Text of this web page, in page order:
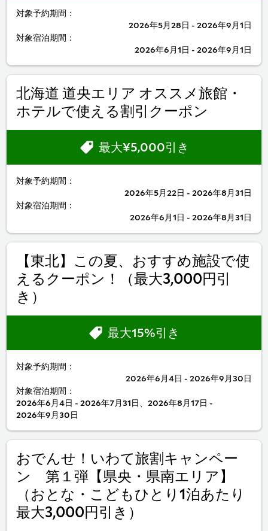
対象予約期間：
2026年5月28日 - 2026年9月1日
対象宿泊期間：
2026年6月1日 - 2026年9月1日
対象予約期間：
2026年5月22日 - 2026年8月31日
対象宿泊期間：
2026年6月1日 - 2026年8月31日
最大¥5,000引き
北海道 道央エリア オススメ旅館・
ホテルで使える割引クーポン
対象予約期間：
2026年6月4日 - 2026年9月30日
対象宿泊期間：
2026年6月4日 - 2026年7月31日、2026年8月17日 -
2026年9月30日
最大15%引き
【東北】この夏、おすすめ施設で使
えるクーポン！（最大3,000円引
き）
おでんせ！いわて旅割キャンペー
ン 第１弾【県央・県南エリア】
（おとな・こどもひとり1泊あたり
最大3,000円引き）